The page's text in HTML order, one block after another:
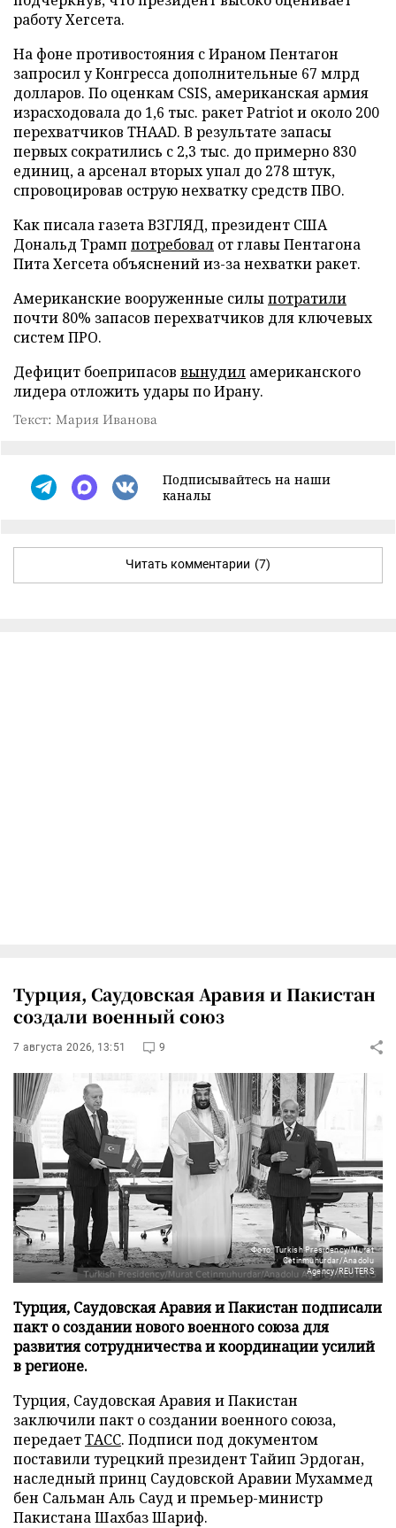
работу Хегсета.
На фоне противостояния с Ираном Пентагон
запросил у Конгресса дополнительные 67 млрд
долларов. По оценкам CSIS, американская армия
израсходовала до 1,6 тыс. ракет Patriot и около 200
перехватчиков THAAD. В результате запасы
первых сократились с 2,3 тыс. до примерно 830
единиц, а арсенал вторых упал до 278 штук,
спровоцировав острую нехватку средств ПВО.
Как писала газета ВЗГЛЯД, президент США
Дональд Трамп потребовал от главы Пентагона
Пита Хегсета объяснений из-за нехватки ракет.
Американские вооруженные силыпотратили
почти 80% запасов перехватчиков для ключевых
систем ПРО.
Дефицит боеприпасов вынудил американского
лидера отложить удары по Ирану.
Текст: Мария Иванова
Подписывайтесь на наши
каналы
Читать комментарии (7)
Турция, Саудовская Аравия и Пакистан
создали военный союз
7 августа 2026, 13:51 9
Фото: Turkish Presidency/Murat
Cetinmuhurdar/Anadolu
Agency/REUTERS
Турция, Саудовская Аравия и Пакистан подписали
пакт о создании нового военного союза для
развития сотрудничества и координации усилий
в регионе.
Турция, Саудовская Аравия и Пакистан
заключили пакт о создании военного союза,
передаетТАСС. Подписи под документом
поставили турецкий президент Тайип Эрдоган,
наследный принц Саудовской Аравии Мухаммед
бен Сальман Аль Сауд и премьер-министр
Пакистана Шахбаз Шариф.